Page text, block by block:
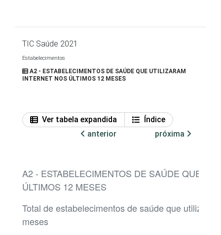
TIC Saúde 2021
Estabelecimentos
A2 - ESTABELECIMENTOS DE SAÚDE QUE UTILIZARAM
INTERNET NOS ÚLTIMOS 12 MESES
Ver tabela expandida
Índice
anterior
próxima
A2 - ESTABELECIMENTOS DE SAÚDE QUE
ÚLTIMOS 12 MESES
Total de estabelecimentos de saúde que
meses